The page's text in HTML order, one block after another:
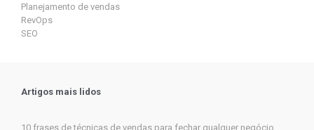
Planejamento de vendas
RevOps
SEO
Artigos mais lidos
10 frases de técnicas de vendas para fechar qualquer negócio